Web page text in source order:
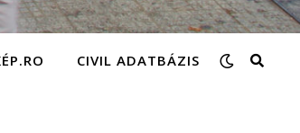
CIVIL ADATBÁZIS